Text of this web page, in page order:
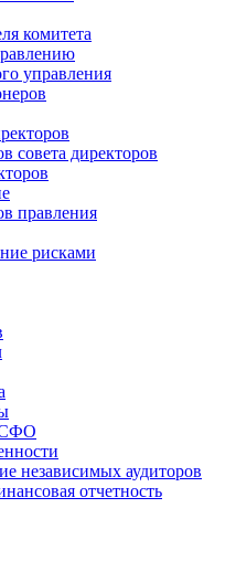
комитета
управления
совета директоров
правления
рисками
независимых аудиторов
отчетность